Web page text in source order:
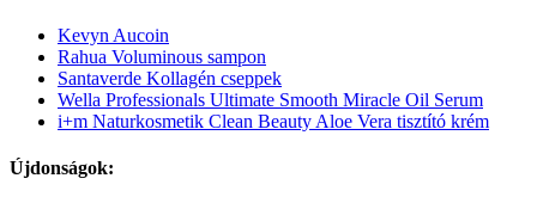
Kevyn Aucoin
Rahua Voluminous sampon
Santaverde Kollagén cseppek
Wella Professionals Ultimate Smooth Miracle Oil Serum
i+m Naturkosmetik Clean Beauty Aloe Vera tisztító krém
Újdonságok: